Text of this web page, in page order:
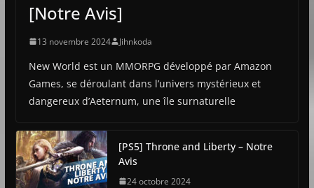
[Notre Avis]
13 novembre 2024 Jihnkoda
New World est un MMORPG développé par Amazon
Games, se déroulant dans l’univers mystérieux et
dangereux d’Aeternum, une île surnaturelle
[PS5] Throne and Liberty – Notre
Avis
24 octobre 2024